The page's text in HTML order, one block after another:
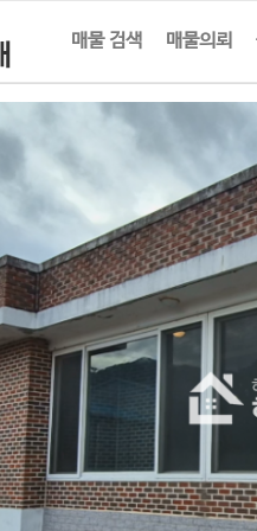
매물 검색 매물의뢰